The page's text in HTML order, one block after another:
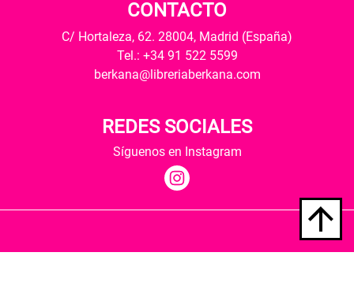
CONTACTO
C/ Hortaleza, 62. 28004, Madrid (España)
Tel.: +34 91 522 5599
berkana@libreriaberkana.com
REDES SOCIALES
Síguenos en Instagram